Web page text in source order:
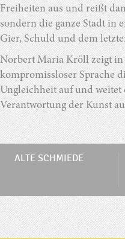
Freiheiten aus und reißt
sondern die ganze Stadt in
Gier, Schuld und dem
Norbert Maria Kröll zeigt in
kompromissloser Sprache
Ungleichheit auf und weitet
Verantwortung der Kunst
ALTE SCHMIEDE